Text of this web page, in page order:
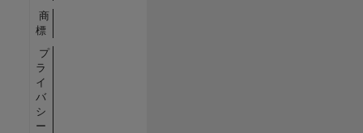
商
標
プ
ラ
イ
バ
シ
ー